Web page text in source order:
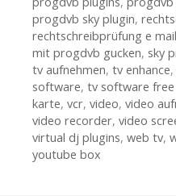
progdvb sky plugin,
rechtschreibprüfung e mail
mit progdvb gucken, sky
tv aufnehmen, tv enhance,
software, tv software
karte, vcr, video, video
video recorder, video
virtual dj plugins, web tv,
youtube box